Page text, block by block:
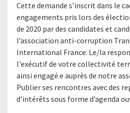
Cette demande s’inscrit dans le
engagements pris lors des
de 2020 par des candidates et
l’association anti-corruption
International France. Le/la
l'exécutif de votre collectivité
ainsi engagé.e auprès de notre
Publier ses rencontres avec des
d’intérêts sous forme d’agenda